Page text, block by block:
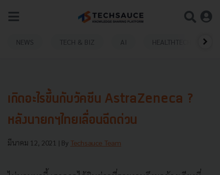
NEWS TECH & BIZ AI HEALTHTECH
เกิดอะไรขึ้นกับวัคซีน AstraZeneca ?
หลังนายกฯไทยเลื่อนฉีดด่วน
มีนาคม 12, 2021 | By Techsauce Team